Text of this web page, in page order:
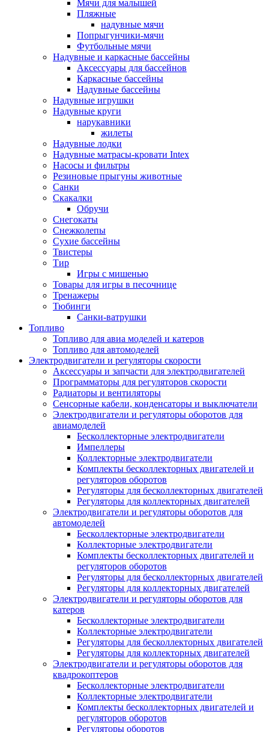
Мячи для малышей
Пляжные
надувные мячи
Попрыгунчики-мячи
Футбольные мячи
Надувные и каркасные бассейны
Аксессуары для бассейнов
Каркасные бассейны
Надувные бассейны
Надувные игрушки
Надувные круги
нарукавники
жилеты
Надувные лодки
Надувные матрасы-кровати Intex
Насосы и фильтры
Резиновые прыгуны животные
Санки
Скакалки
Обручи
Снегокаты
Снежколепы
Сухие бассейны
Твистеры
Тир
Игры с мишенью
Товары для игры в песочнице
Тренажеры
Тюбинги
Санки-ватрушки
Топливо
Топливо для авиа моделей и катеров
Топливо для автомоделей
Электродвигатели и регуляторы скорости
Аксессуары и запчасти для электродвигателей
Программаторы для регуляторов скорости
Радиаторы и вентиляторы
Сенсорные кабели, конденсаторы и выключатели
Электродвигатели и регуляторы оборотов для
авиамоделей
Бесколлекторные электродвигатели
Импеллеры
Коллекторные электродвигатели
Комплекты бесколлекторных двигателей и
регуляторов оборотов
Регуляторы для бесколлекторных двигателей
Регуляторы для коллекторных двигателей
Электродвигатели и регуляторы оборотов для
автомоделей
Бесколлекторные электродвигатели
Коллекторные электродвигатели
Комплекты бесколлекторных двигателей и
регуляторов оборотов
Регуляторы для бесколлекторных двигателей
Регуляторы для коллекторных двигателей
Электродвигатели и регуляторы оборотов для
катеров
Бесколлекторные электродвигатели
Коллекторные электродвигатели
Регуляторы для бесколлекторных двигателей
Регуляторы для коллекторных двигателей
Электродвигатели и регуляторы оборотов для
квадрокоптеров
Бесколлекторные электродвигатели
Коллекторные электродвигатели
Комплекты бесколлекторных двигателей и
регуляторов оборотов
Регуляторы оборотов